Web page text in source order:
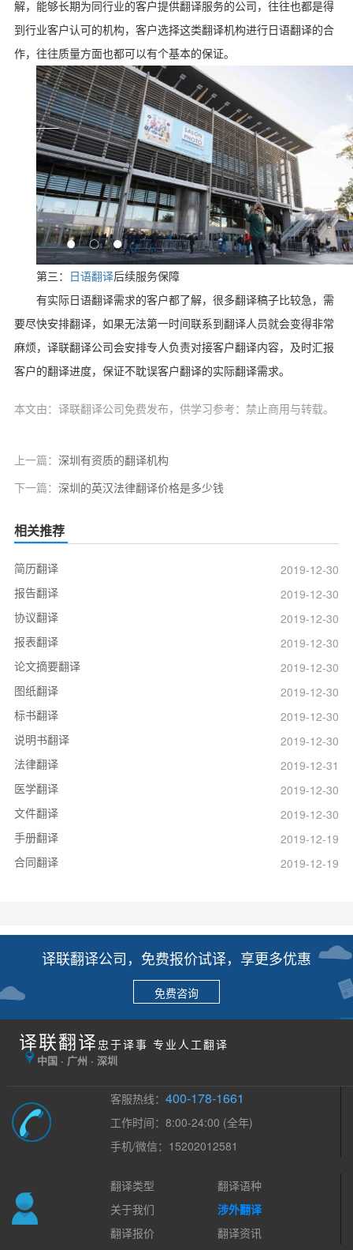
解，能够长期为同行业的客户提供翻译服务的公司，往往也都是得
到行业客户认可的机构，客户选择这类翻译机构进行日语翻译的合
作，往往质量方面也都可以有个基本的保证。
第三： 日语翻译后续服务保障
有实际日语翻译需求的客户都了解，很多翻译稿子比较急，需
要尽快安排翻译，如果无法第一时间联系到翻译人员就会变得非常
麻烦，译联翻译公司会安排专人负责对接客户翻译内容，及时汇报
客户的翻译进度，保证不耽误客户翻译的实际翻译需求。
本文由：译联翻译公司免费发布，供学习参考：禁止商用与转载。
上一篇： 深圳有资质的翻译机构
下一篇： 深圳的英汉法律翻译价格是多少钱
相关推荐
简历翻译
2019-12-30
报告翻译
2019-12-30
协议翻译
2019-12-30
报表翻译
2019-12-30
论文摘要翻译
2019-12-30
图纸翻译
2019-12-30
标书翻译
2019-12-30
说明书翻译
2019-12-30
法律翻译
2019-12-31
医学翻译
2019-12-30
文件翻译
2019-12-30
手册翻译
2019-12-19
合同翻译
2019-12-19
译联翻译公司，免费报价试译，享更多优惠
免费咨询
译联翻译 忠于译事 专业人工翻译
中国 · 广州 · 深圳
客服热线：400-178-1661
工作时间：8:00-24:00 (全年)
手机/微信：15202012581
翻译类型
翻译语种
关于我们
涉外翻译
翻译报价
翻译资讯